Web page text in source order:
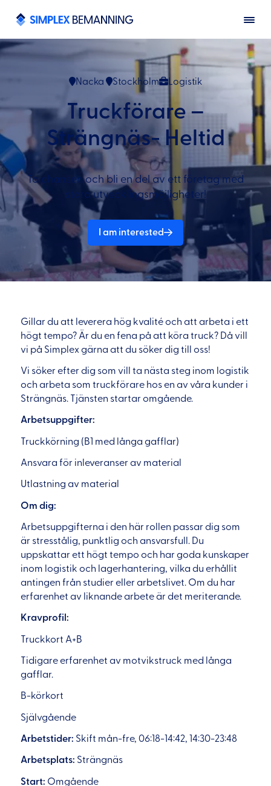
Nacka Stockholm Logistik
Truckförare –
Strängnäs- Heltid
Ta chansen och bli en del av ett företag med
stora utvecklingsmöjligheter!
I am interested
Gillar du att leverera hög kvalité och att arbeta i ett
högt tempo? Är du en fena på att köra truck? Då vill
vi på Simplex gärna att du söker dig till oss!
Vi söker efter dig som vill ta nästa steg inom logistik
och arbeta som truckförare hos en av våra kunder i
Strängnäs. Tjänsten startar omgående.
Arbetsuppgifter:
Truckkörning (B1 med långa gafflar)
Ansvara för inleveranser av material
Utlastning av material
Om dig:
Arbetsuppgifterna i den här rollen passar dig som
är stresstålig, punktlig och ansvarsfull. Du
uppskattar ett högt tempo och har goda kunskaper
inom logistik och lagerhantering, vilka du erhållit
antingen från studier eller arbetslivet. Om du har
erfarenhet av liknande arbete är det meriterande.
Kravprofil:
Truckkort A+B
Tidigare erfarenhet av motvikstruck med långa
gafflar.
B-körkort
Självgående
Arbetstider: Skift mån-fre, 06:18-14:42, 14:30-23:48
Arbetsplats: Strängnäs
Start: Omgående